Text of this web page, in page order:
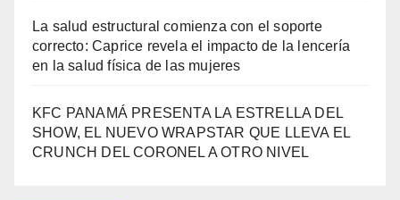
La salud estructural comienza con el soporte
correcto: Caprice revela el impacto de la lencería
en la salud física de las mujeres
KFC PANAMÁ PRESENTA LA ESTRELLA DEL
SHOW, EL NUEVO WRAPSTAR QUE LLEVA EL
CRUNCH DEL CORONEL A OTRO NIVEL